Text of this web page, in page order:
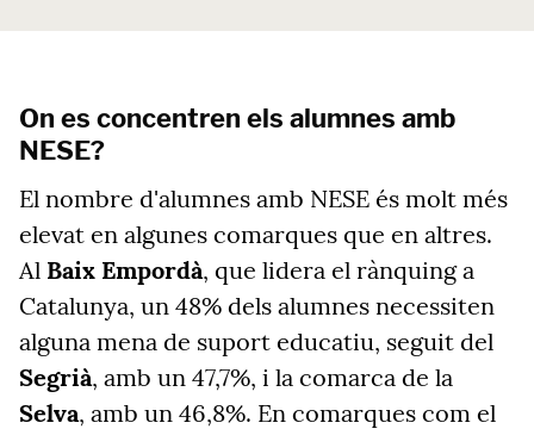
On es concentren els alumnes amb
NESE?
El nombre d'alumnes amb NESE és molt més
elevat en algunes comarques que en altres.
Al Baix Empordà, que lidera el rànquing a
Catalunya, un 48% dels alumnes necessiten
alguna mena de suport educatiu, seguit del
Segrià, amb un 47,7%, i la comarca de la
Selva, amb un 46,8%. En comarques com el